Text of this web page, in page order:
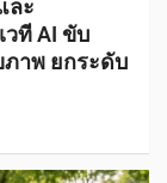
ละ
วที AI ขับ
าพ ยกระดับ